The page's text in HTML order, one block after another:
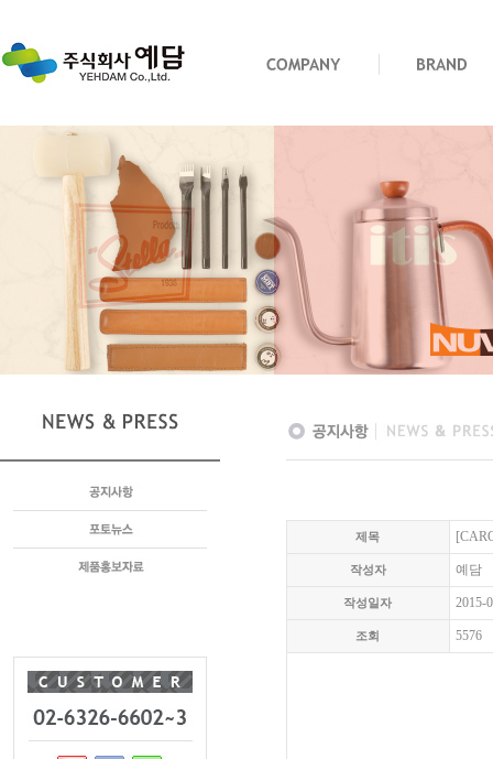
제목
작성자 예담
작성일자 2015-
조회 5576